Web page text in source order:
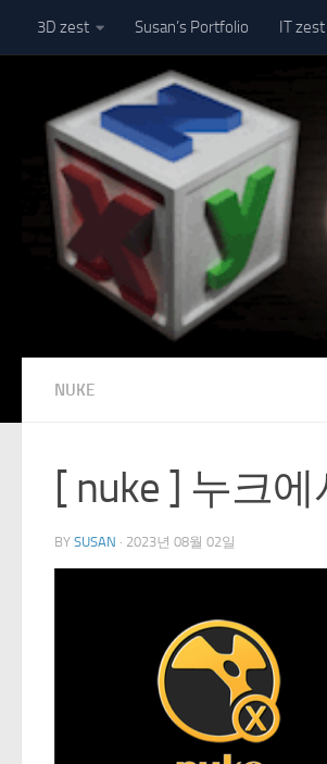
Skip to content
3D zest Susan’s Portfolio IT zest
NUKE
[ nuke ] 누크
BY SUSAN · 2023년 08월 02일